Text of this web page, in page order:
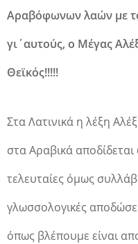
Αραβόφωνων λαών με
γι΄αυτούς, ο Μέγας
Θεϊκός!!!!!
Στα Λατινικά η λέξη
στα Αραβικά
τελευταίες όμως
γλωσσολογικές
όπως βλέπουμε είναι